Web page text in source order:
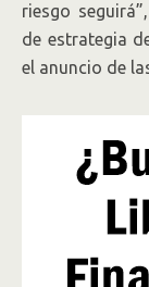
riesgo
de estrategia
el anuncio de